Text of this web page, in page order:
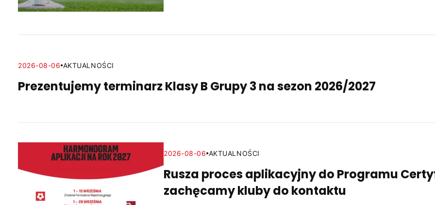
2026-08-06 AKTUALNOŚCI
Prezentujemy terminarz Klasy B Grupy 3 na sezon 2026/2027
2026-08-06 AKTUALNOŚCI
Rusza proces aplikacyjny do Programu
zachęcamy kluby do kontaktu